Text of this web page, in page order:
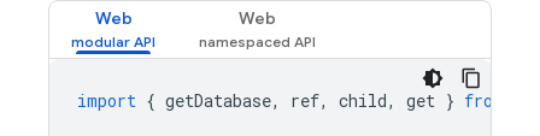
Web Web
import { getDatabase, ref, child, get } from